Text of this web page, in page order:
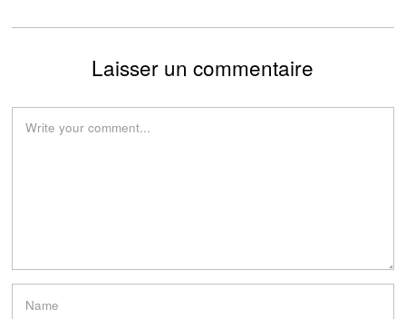
Laisser un commentaire